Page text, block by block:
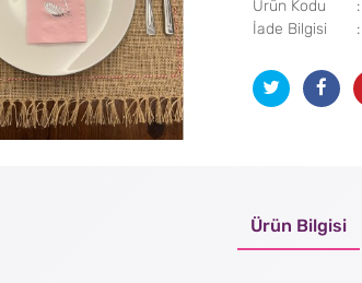
Ürün Kodu
İade Bilgisi
Ürün Bilgisi